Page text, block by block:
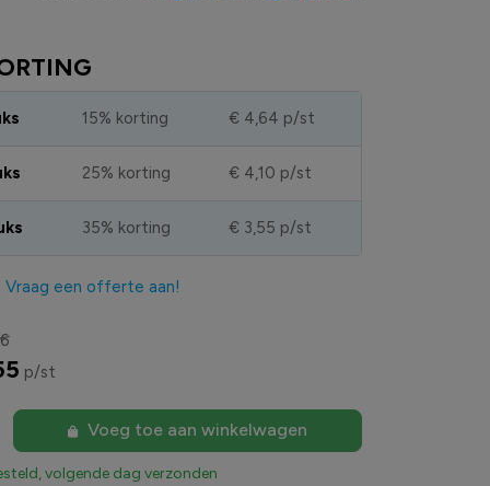
15% korting € 4,64 p/st
25% korting € 4,10 p/st
35% korting € 3,55 p/st
Vraag een offerte aan!
p/st
Voeg toe aan winkelwagen
volgende dag verzonden